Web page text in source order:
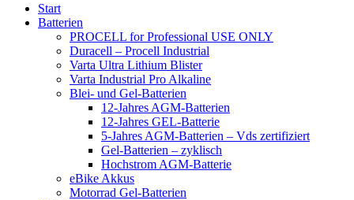
Start
Batterien
PROCELL for Professional USE ONLY
Duracell – Procell Industrial
Varta Ultra Lithium Blister
Varta Industrial Pro Alkaline
Blei- und Gel-Batterien
12-Jahres AGM-Batterien
12-Jahres GEL-Batterie
5-Jahres AGM-Batterien – Vds zertifiziert
Gel-Batterien – zyklisch
Hochstrom AGM-Batterie
eBike Akkus
Motorrad Gel-Batterien